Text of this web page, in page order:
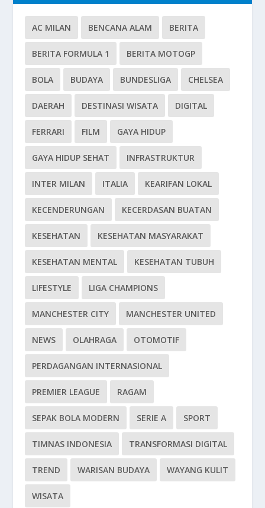
AC MILAN BENCANA ALAM BERITA
BERITA FORMULA 1 BERITA MOTOGP
BOLA BUDAYA BUNDESLIGA CHELSEA
DAERAH DESTINASI WISATA DIGITAL
FERRARI FILM GAYA HIDUP
GAYA HIDUP SEHAT INFRASTRUKTUR
INTER MILAN ITALIA KEARIFAN LOKAL
KECENDERUNGAN KECERDASAN BUATAN
KESEHATAN KESEHATAN MASYARAKAT
KESEHATAN MENTAL KESEHATAN TUBUH
LIFESTYLE LIGA CHAMPIONS
MANCHESTER CITY MANCHESTER UNITED
NEWS OLAHRAGA OTOMOTIF
PERDAGANGAN INTERNASIONAL
PREMIER LEAGUE RAGAM
SEPAK BOLA MODERN SERIE A SPORT
TIMNAS INDONESIA TRANSFORMASI DIGITAL
TREND WARISAN BUDAYA WAYANG KULIT
WISATA